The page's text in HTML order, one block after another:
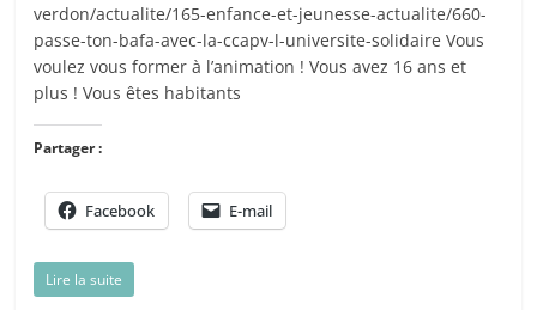
verdon/actualite/165-enfance-et-jeunesse-actualite/660-
passe-ton-bafa-avec-la-ccapv-l-universite-solidaire Vous
voulez vous former à l’animation ! Vous avez 16 ans et
plus ! Vous êtes habitants
Partager :
Facebook E-mail
Lire la suite